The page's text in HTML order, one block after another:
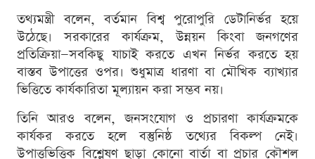
তথ্যমন্ত্রী বলেন, বর্তমান বিশ্ব পুরোপুরি ডেটানির্ভর হয়ে
উঠেছে। সরকারের কার্যক্রম, উন্নয়ন কিংবা জনগণের
প্রতিক্রিয়া—সবকিছু যাচাই করতে এখন নির্ভর করতে হয়
বাস্তব উপাত্তের ওপর। শুধুমাত্র ধারণা বা মৌখিক ব্যাখ্যার
ভিত্তিতে কার্যকারিতা মূল্যায়ন করা সম্ভব নয়।
তিনি আরও বলেন, জনসংযোগ ও প্রচারণা কার্যক্রমকে
কার্যকর করতে হলে বস্তুনিষ্ঠ তথ্যের বিকল্প নেই।
উপাত্তভিত্তিক বিশ্লেষণ ছাড়া কোনো বার্তা বা প্রচার কৌশল